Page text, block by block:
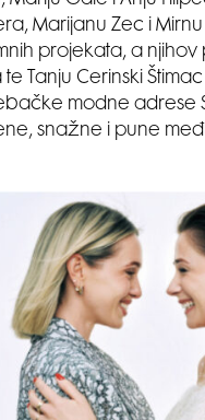
Marijanu Zec i
projekata, a
te Tanju Cerinski
modne adrese
snažne i pune